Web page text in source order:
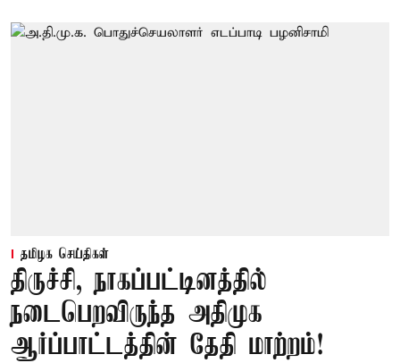
தமிழக செய்திகள்
திருச்சி, நாகப்பட்டினத்தில்
நடைபெறவிருந்த அதிமுக
ஆர்ப்பாட்டத்தின் தேதி மாற்றம்!